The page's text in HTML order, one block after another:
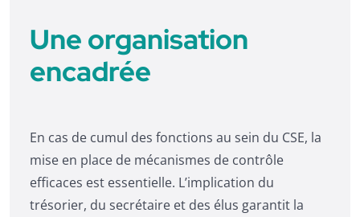
Une organisation
encadrée
En cas de cumul des fonctions au sein du CSE, la
mise en place de mécanismes de contrôle
efficaces est essentielle. L’implication du
trésorier, du secrétaire et des élus garantit la